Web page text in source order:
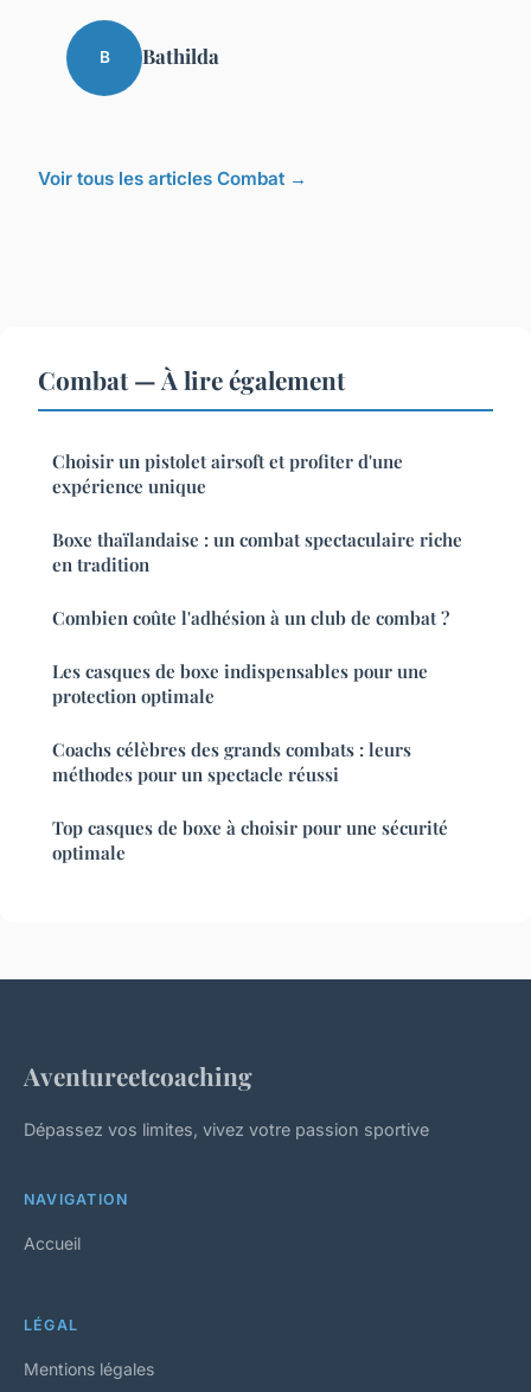
B Bathilda
Voir tous les articles Combat →
Combat — À lire également
Choisir un pistolet airsoft et profiter d'une
expérience unique
Boxe thaïlandaise : un combat spectaculaire riche
en tradition
Combien coûte l'adhésion à un club de combat ?
Les casques de boxe indispensables pour une
protection optimale
Coachs célèbres des grands combats : leurs
méthodes pour un spectacle réussi
Top casques de boxe à choisir pour une sécurité
optimale
Aventureetcoaching
Dépassez vos limites, vivez votre passion sportive
NAVIGATION
Accueil
LÉGAL
Mentions légales